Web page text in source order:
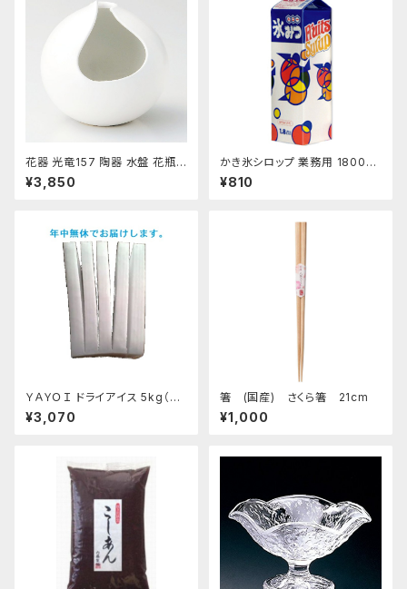
花器 光竜157 陶器 水盤 花瓶
コンポーネント フラワーベース
¥3,850
かき氷シロップ 業務用 1800ｍ
L ハニー製 1.8Lパック
¥810
ＹＡＹＯＩ ドライアイス 5kg（出
荷時6kg弱） おすすめ
¥3,070
箸 (国産) さくら箸 21cm
¥1,000